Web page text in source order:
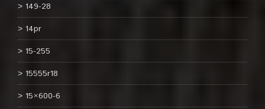
149-28
14pr
15-255
15555r18
15×600-6